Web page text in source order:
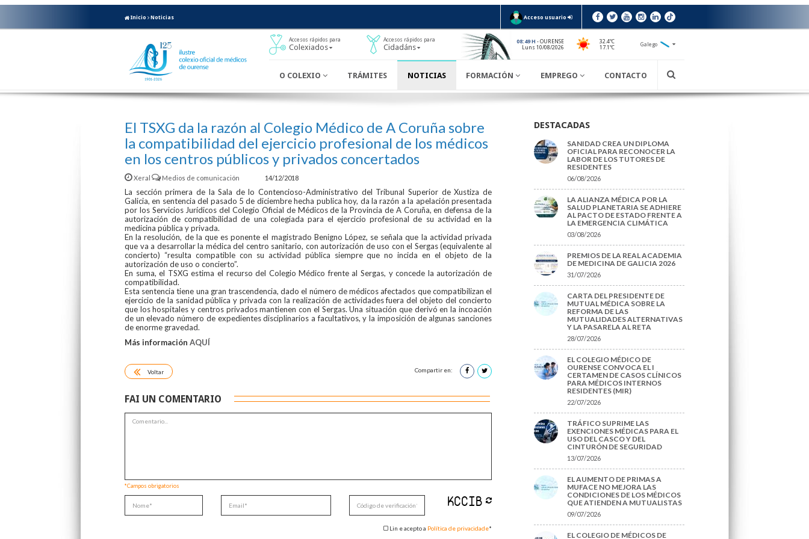
Inicio Noticias Acceso usuario
Accesos rápidos para
Colexiados
Accesos rápidos para
Cidadáns
08:49 H - OURENSE
Luns 10/08/2026
32.4ºC
17.1ºC
Galego
O COLEXIO TRÁMITES NOTICIAS FORMACIÓN EMPREGO CONTACTO
El TSXG da la razón al Colegio Médico de A Coruña sobre
la compatibilidad del ejercicio profesional de los médicos
en los centros públicos y privados concertados
Xeral Medios de comunicación 14/12/2018
La sección primera de la Sala de lo Contencioso-Administrativo del Tribunal Superior de Xustiza de
Galicia, en sentencia del pasado 5 de diciembre hecha publica hoy, da la razón a la apelación presentada
por los Servicios Jurídicos del Colegio Oficial de Médicos de la Provincia de A Coruña, en defensa de la
autorización de compatibilidad de una colegiada para el ejercicio profesional de su actividad en la
medicina pública y privada.
En la resolución, de la que es ponente el magistrado Benigno López, se señala que la actividad privada
que va a desarrollar la médica del centro sanitario, con autorización de uso con el Sergas (equivalente al
concierto) “resulta compatible con su actividad pública siempre que no incida en el objeto de la
autorización de uso o concierto”.
En suma, el TSXG estima el recurso del Colegio Médico frente al Sergas, y concede la autorización de
compatibilidad.
Esta sentencia tiene una gran trascendencia, dado el número de médicos afectados que compatibilizan el
ejercicio de la sanidad pública y privada con la realización de actividades fuera del objeto del concierto
que los hospitales y centros privados mantienen con el Sergas. Una situación que derivó en la incoación
de un elevado número de expedientes disciplinarios a facultativos, y la imposición de algunas sanciones
de enorme gravedad.
Más información AQUÍ
Voltar Compartir en:
FAI UN COMENTARIO
*Campos obrigatorios
Lin e acepto a Política de privacidade*
DESTACADAS
SANIDAD CREA UN DIPLOMA
OFICIAL PARA RECONOCER LA
LABOR DE LOS TUTORES DE
RESIDENTES
06/08/2026
LA ALIANZA MÉDICA POR LA
SALUD PLANETARIA SE ADHIERE
AL PACTO DE ESTADO FRENTE A
LA EMERGENCIA CLIMÁTICA
03/08/2026
PREMIOS DE LA REAL ACADEMIA
DE MEDICINA DE GALICIA 2026
31/07/2026
CARTA DEL PRESIDENTE DE
MUTUAL MÉDICA SOBRE LA
REFORMA DE LAS
MUTUALIDADES ALTERNATIVAS
Y LA PASARELA AL RETA
28/07/2026
EL COLEGIO MÉDICO DE
OURENSE CONVOCA EL I
CERTAMEN DE CASOS CLÍNICOS
PARA MÉDICOS INTERNOS
RESIDENTES (MIR)
22/07/2026
TRÁFICO SUPRIME LAS
EXENCIONES MÉDICAS PARA EL
USO DEL CASCO Y DEL
CINTURÓN DE SEGURIDAD
13/07/2026
EL AUMENTO DE PRIMAS A
MUFACE NO MEJORA LAS
CONDICIONES DE LOS MÉDICOS
QUE ATIENDEN A MUTUALISTAS
09/07/2026
EL COLEGIO DE MÉDICOS DE